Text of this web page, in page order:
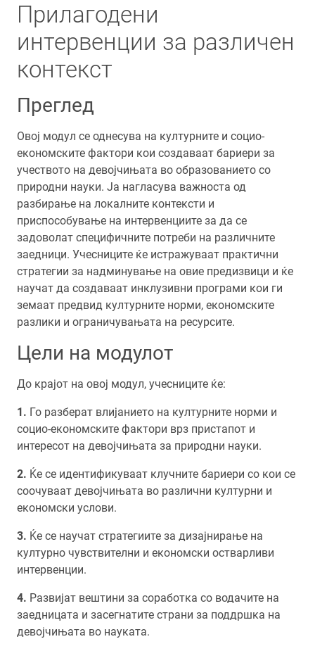
Прилагодени
интервенции за различен
контекст
Преглед
Овој модул се однесува на културните и социо-
економските фактори кои создаваат бариери за
учеството на девојчињата во образованието со
природни науки. Ја нагласува важноста од
разбирање на локалните контексти и
приспособување на интервенциите за да се
задоволат специфичните потреби на различните
заедници. Учесниците ќе истражуваат практични
стратегии за надминување на овие предизвици и ќе
научат да создаваат инклузивни програми кои ги
земаат предвид културните норми, економските
разлики и ограничувањата на ресурсите.
Цели на модулот
До крајот на овој модул, учесниците ќе:
Го разберат влијанието на културните норми и
социо-економските фактори врз пристапот и
интересот на девојчињата за природни науки.
Ќе се идентификуваат клучните бариери со кои се
соочуваат девојчињата во различни културни и
економски услови.
Ќе се научат стратегиите за дизајнирање на
културно чувствителни и економски остварливи
интервенции.
Развијат вештини за соработка со водачите на
заедницата и засегнатите страни за поддршка на
девојчињата во науката.